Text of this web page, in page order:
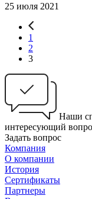
25 июля 2021
1
2
3
Наши
интересующий
Задать вопрос
Компания
О компании
История
Сертификаты
Партнеры